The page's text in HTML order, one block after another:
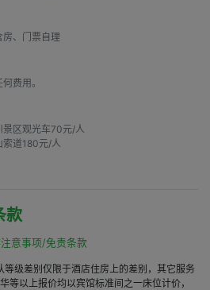
房、门票自理
费用。
景区观光车70元/人
索道180元/人
款
意事项/免责条款
等级差别仅限于酒店住房上的差别，其它服务
等以上报价均以宾馆标准间之一床位计价，